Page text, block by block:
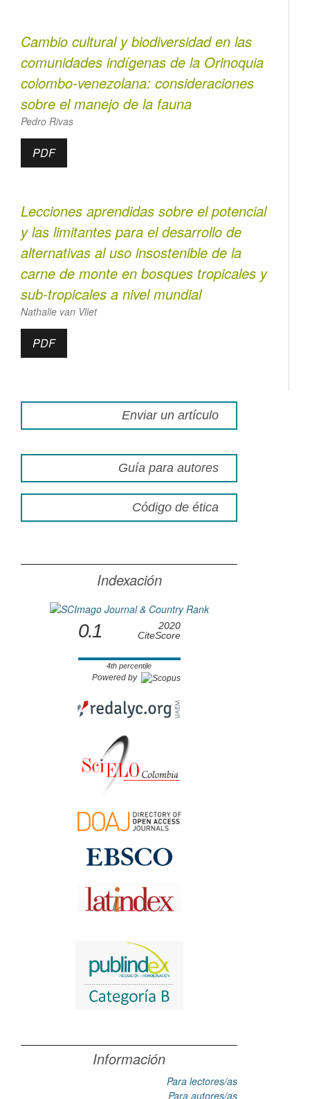
Cambio cultural y biodiversidad en las
comunidades indígenas de la Orinoquia
colombo-venezolana: consideraciones
sobre el manejo de la fauna
Pedro Rivas
PDF
Lecciones aprendidas sobre el potencial
y las limitantes para el desarrollo de
alternativas al uso insostenible de la
carne de monte en bosques tropicales y
sub-tropicales a nivel mundial
Nathalie van Vliet
PDF
Enviar un artículo
Guía para autores
Código de ética
Indexación
0.1
2020
CiteScore
4th percentile
Powered by
Información
Para lectores/as
Para autores/as